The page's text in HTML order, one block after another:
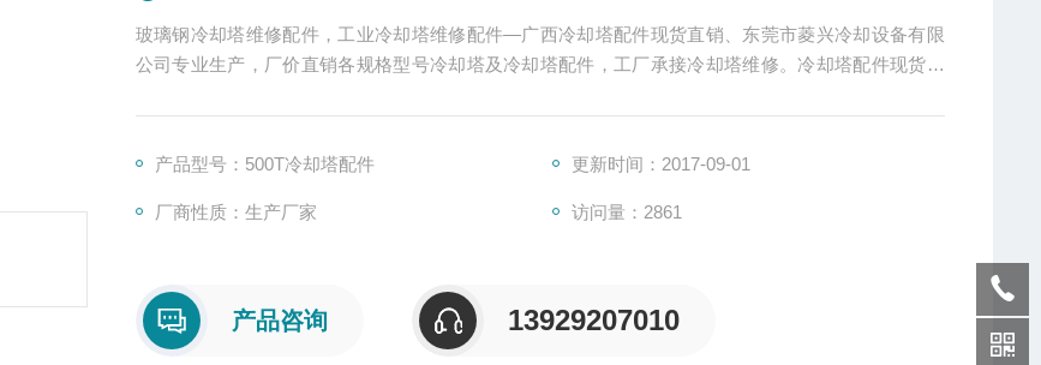
玻璃钢冷却塔维修配件，工业冷却塔维修配件—广西冷却塔配件现货直销、东莞市菱兴冷却设备有限
公司专业生产，厂价直销各规格型号冷却塔及冷却塔配件，工厂承接冷却塔维修。冷却塔配件现货直
产品型号：500T冷却塔配件 更新时间：2017-09-01
厂商性质：生产厂家 访问量：2861
产品咨询 13929207010